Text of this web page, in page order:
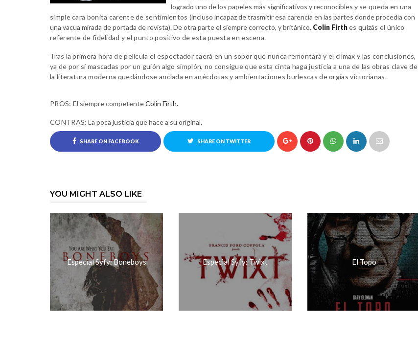
logrado uno de los papeles más significativos y reconocibles y se queda en una
simple cara bonita carente de sentimientos (incluso incapaz de trasmitir esa carencia en las partes donde procedía con
una vacua mirada de portada de revista). De otra parte el siempre correcto, y británico, Colin Firthes quizás el único
referente de fidelidad y el punto positivo de esta puesta en escena.
Tras la primera hora de película el espectador caerá en un sopor que nunca remontará y el clímax y las conclusiones,
ya de por sí mascadas por un guión algo simplón, no consigue que esta cinta haga justicia a una de las obras clave de
la literatura moderna quedándose anclada en anécdotas y ambientaciones burlescas de orgías victorianas.
PROS: El siempre competenteColin Firth.
CONTRAS: La poca justicia que hace a su original.
SHARE ON FACEBOOK SHARE ON TWITTER
YOU MIGHT ALSO LIKE
Especial Syfy: Boneboys Especial Syfy: Twixt El Topo